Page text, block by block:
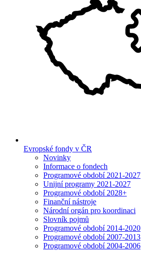
Evropské fondy v ČR
Novinky
Informace o fondech
Programové období 2021-2027
Unijní programy 2021-2027
Programové období 2028+
Finanční nástroje
Národní orgán pro koordinaci
Slovník pojmů
Programové období 2014-2020
Programové období 2007-2013
Programové období 2004-2006